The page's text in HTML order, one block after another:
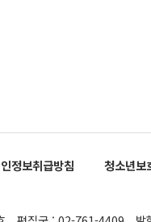
정보취급방침 청소년보